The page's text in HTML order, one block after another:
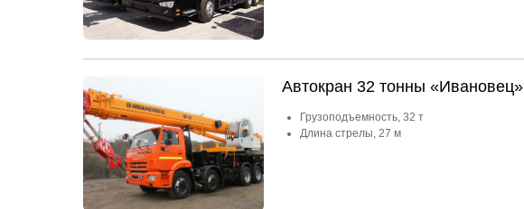
Автокран 32 тонны «Ивановец»
Грузоподъемность, 32 т
Длина стрелы, 27 м